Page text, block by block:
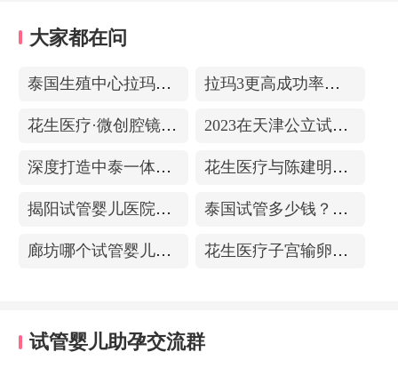
大家都在问
泰国生殖中心拉玛3-更高成功率的保障-治愈系的医院环境 拉玛3更高成功率的保障——泰国超强实验室
花生医疗·微创腔镜中心 2023在天津公立试管医院排名，附带费用明细
深度打造中泰一体化医疗体系！花生医疗中国专家团赴泰考察交流 花生医疗与陈建明教授达成战略合作，共促精准保胎事业发展
揭阳试管婴儿医院排名，附带试管成功率 泰国试管多少钱？收费包含什么项目？不成功能退款？
廊坊哪个试管婴儿医院可以包成功？内附试管费用! 花生医疗子宫输卵管造影中心
试管婴儿助孕交流群